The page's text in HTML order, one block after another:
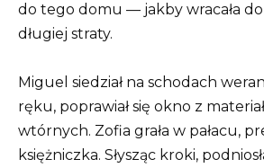
do tego domu — jakby wracała
długiej straty.
Miguel siedział na schodach
ręku, poprawiał się okno z
wtórnych. Zofia grała w pałacu,
księżniczka. Słysząc kroki,